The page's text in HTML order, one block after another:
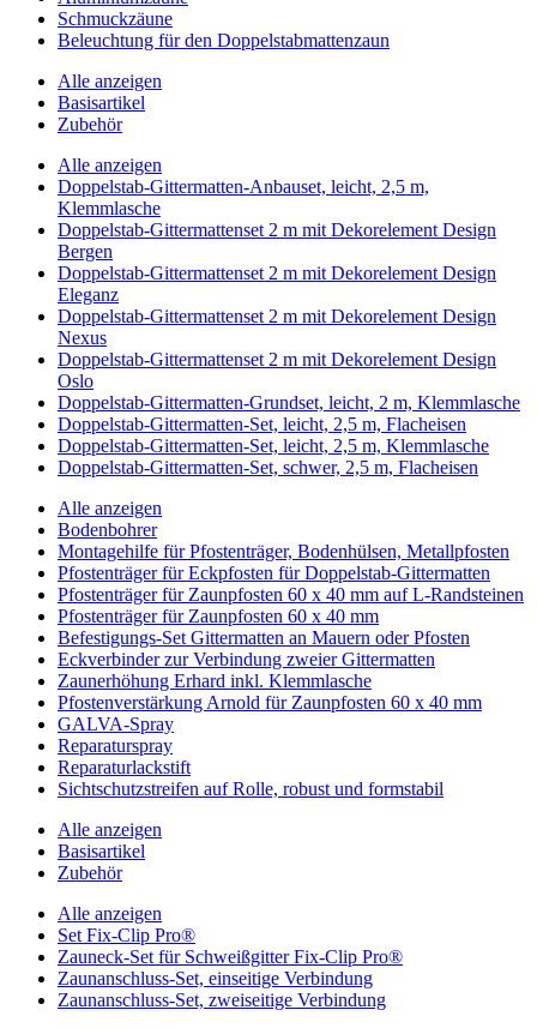
Schmuckzäune
Beleuchtung für den Doppelstabmattenzaun
Alle anzeigen
Basisartikel
Zubehör
Alle anzeigen
Doppelstab-Gittermatten-Anbauset, leicht, 2,5 m,
Klemmlasche
Doppelstab-Gittermattenset 2 m mit Dekorelement Design
Bergen
Doppelstab-Gittermattenset 2 m mit Dekorelement Design
Eleganz
Doppelstab-Gittermattenset 2 m mit Dekorelement Design
Nexus
Doppelstab-Gittermattenset 2 m mit Dekorelement Design
Oslo
Doppelstab-Gittermatten-Grundset, leicht, 2 m, Klemmlasche
Doppelstab-Gittermatten-Set, leicht, 2,5 m, Flacheisen
Doppelstab-Gittermatten-Set, leicht, 2,5 m, Klemmlasche
Doppelstab-Gittermatten-Set, schwer, 2,5 m, Flacheisen
Alle anzeigen
Bodenbohrer
Montagehilfe für Pfostenträger, Bodenhülsen, Metallpfosten
Pfostenträger für Eckpfosten für Doppelstab-Gittermatten
Pfostenträger für Zaunpfosten 60 x 40 mm auf L-Randsteinen
Pfostenträger für Zaunpfosten 60 x 40 mm
Befestigungs-Set Gittermatten an Mauern oder Pfosten
Eckverbinder zur Verbindung zweier Gittermatten
Zaunerhöhung Erhard inkl. Klemmlasche
Pfostenverstärkung Arnold für Zaunpfosten 60 x 40 mm
GALVA-Spray
Reparaturspray
Reparaturlackstift
Sichtschutzstreifen auf Rolle, robust und formstabil
Alle anzeigen
Basisartikel
Zubehör
Alle anzeigen
Set Fix-Clip Pro®
Zauneck-Set für Schweißgitter Fix-Clip Pro®
Zaunanschluss-Set, einseitige Verbindung
Zaunanschluss-Set, zweiseitige Verbindung